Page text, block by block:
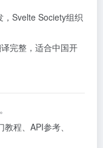
，Svelte Society组织
完整，适合中国开
程、API参考、